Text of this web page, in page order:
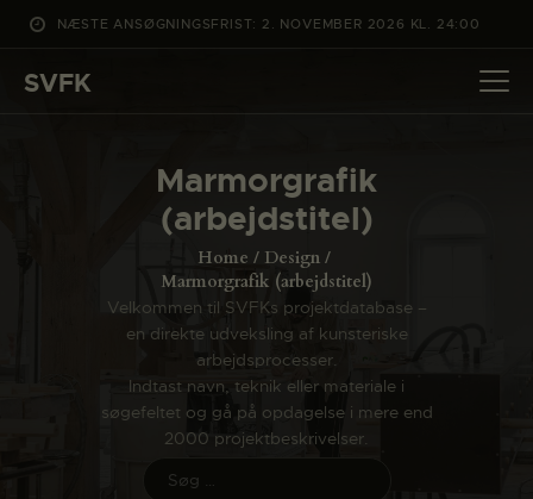
NÆSTE ANSØGNINGSFRIST: 2. NOVEMBER 2026 KL. 24:00
SVFK
Marmorgrafik
(arbejdstitel)
Home
Design
Marmorgrafik (arbejdstitel)
Velkommen til SVFKs projektdatabase –
en direkte udveksling af kunsteriske
arbejdsprocesser.
Indtast navn, teknik eller materiale i
søgefeltet og gå på opdagelse i mere end
2000 projektbeskrivelser.
DET SKER
PROJEKTER
CHANNEL
ANSØG
OM SVFK
ENGLISH